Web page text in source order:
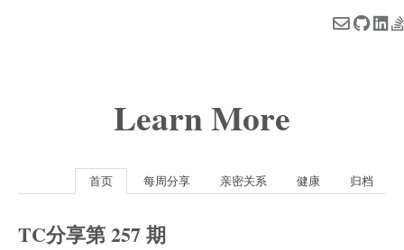
Learn More
首页 每周分享 亲密关系 健康 归档
TC分享第 257 期